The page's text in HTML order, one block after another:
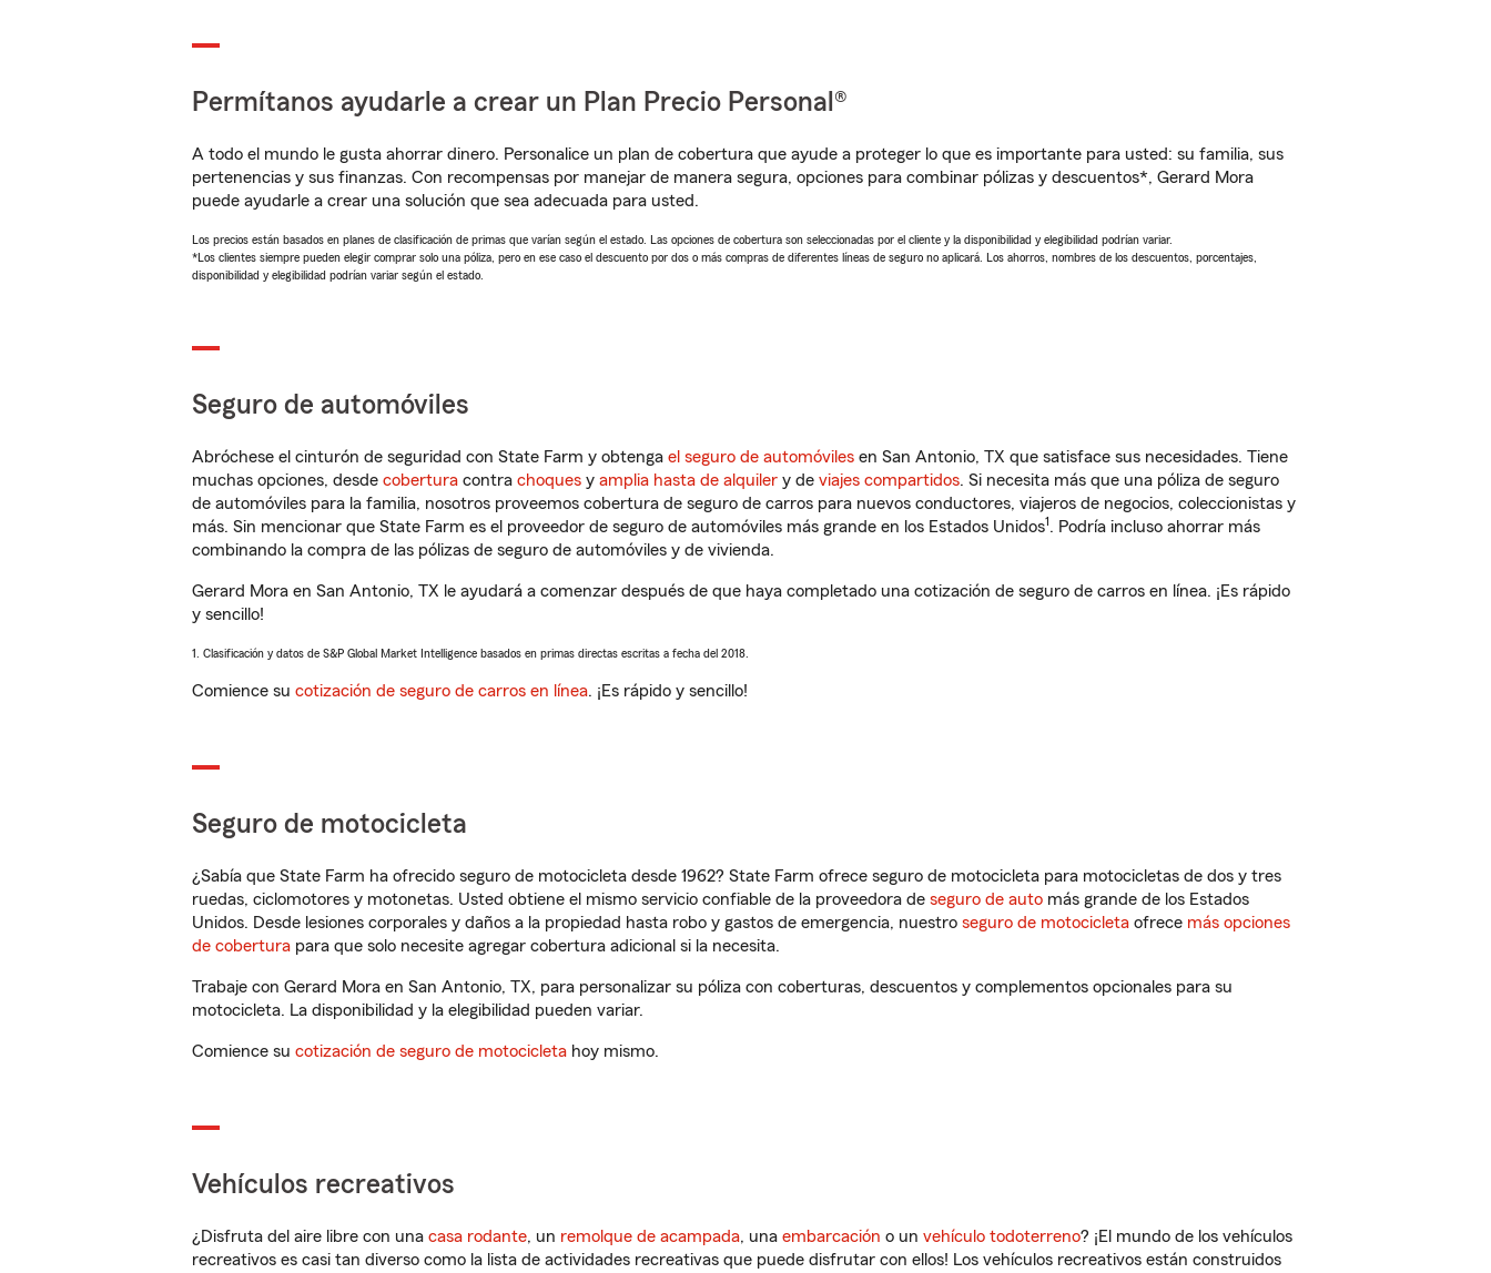
Permítanos ayudarle a crear un Plan Precio Personal®
A todo el mundo le gusta ahorrar dinero. Personalice un plan de cobertura que ayude a proteger lo que es importante para usted: su familia, sus
pertenencias y sus finanzas. Con recompensas por manejar de manera segura, opciones para combinar pólizas y descuentos*, Gerard Mora
puede ayudarle a crear una solución que sea adecuada para usted.
Los precios están basados en planes de clasificación de primas que varían según el estado. Las opciones de cobertura son seleccionadas por el cliente y la disponibilidad y elegibilidad podrían variar.
*Los clientes siempre pueden elegir comprar solo una póliza, pero en ese caso el descuento por dos o más compras de diferentes líneas de seguro no aplicará. Los ahorros, nombres de los descuentos, porcentajes,
disponibilidad y elegibilidad podrían variar según el estado.
Seguro de automóviles
Abróchese el cinturón de seguridad con State Farm y obtenga el seguro de automóviles en San Antonio, TX que satisface sus necesidades. Tiene
muchas opciones, desde cobertura contra choques y amplia hasta de alquiler y de viajes compartidos. Si necesita más que una póliza de seguro
de automóviles para la familia, nosotros proveemos cobertura de seguro de carros para nuevos conductores, viajeros de negocios, coleccionistas y
más. Sin mencionar que State Farm es el proveedor de seguro de automóviles más grande en los Estados Unidos1. Podría incluso ahorrar más
combinando la compra de las pólizas de seguro de automóviles y de vivienda.
Gerard Mora en San Antonio, TX le ayudará a comenzar después de que haya completado una cotización de seguro de carros en línea. ¡Es rápido
y sencillo!
1. Clasificación y datos de S&P Global Market Intelligence basados en primas directas escritas a fecha del 2018.
Comience su cotización de seguro de carros en línea. ¡Es rápido y sencillo!
Seguro de motocicleta
¿Sabía que State Farm ha ofrecido seguro de motocicleta desde 1962? State Farm ofrece seguro de motocicleta para motocicletas de dos y tres
ruedas, ciclomotores y motonetas. Usted obtiene el mismo servicio confiable de la proveedora de seguro de auto más grande de los Estados
Unidos. Desde lesiones corporales y daños a la propiedad hasta robo y gastos de emergencia, nuestro seguro de motocicleta ofrece más opciones
de cobertura para que solo necesite agregar cobertura adicional si la necesita.
Trabaje con Gerard Mora en San Antonio, TX, para personalizar su póliza con coberturas, descuentos y complementos opcionales para su
motocicleta. La disponibilidad y la elegibilidad pueden variar.
Comience su cotización de seguro de motocicleta hoy mismo.
Vehículos recreativos
¿Disfruta del aire libre con una casa rodante, un remolque de acampada, una embarcación o un vehículo todoterreno? ¡El mundo de los vehículos
recreativos es casi tan diverso como la lista de actividades recreativas que puede disfrutar con ellos! Los vehículos recreativos están construidos